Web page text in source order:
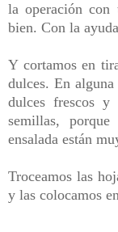
la operación
bien. Con la
Y cortamos en
dulces. En
dulces frescos y
semillas,
ensalada están
Troceamos las
y las colocamos